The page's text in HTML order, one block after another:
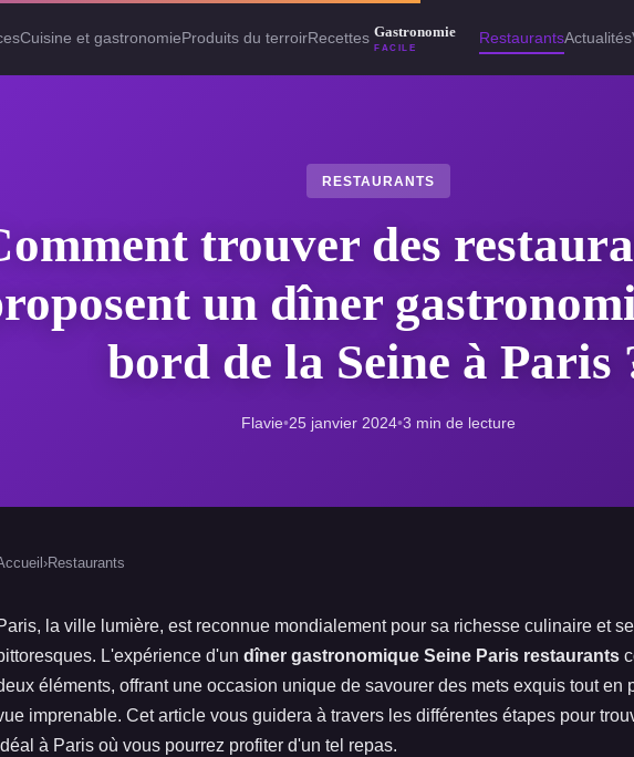
Cuisine et gastronomieProduits du terroirRecettes RestaurantsActualités
RESTAURANTS
trouver des
un dîner
bord de la Seine à Paris
Flavie•25 janvier 2024•3 min de lecture
›Restaurants
la ville lumière, est reconnue mondialement pour sa richesse culinaire et
L'expérience d'un dîner gastronomique Seine Paris restaurants
éléments, offrant une occasion unique de savourer des mets exquis tout en
imprenable. Cet article vous guidera à travers les différentes étapes pour
à Paris où vous pourrez profiter d'un tel repas.